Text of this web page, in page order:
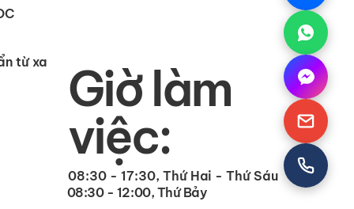
từ xa
Giờ làm
việc:
08:30 - 17:30, Thứ Hai - Thứ Sáu
08:30 - 12:00, Thứ Bảy